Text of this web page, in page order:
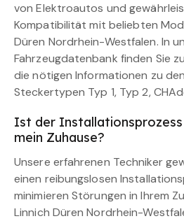
von Elektroautos und
Kompatibilität mit beliebten
Düren Nordrhein-Westfalen. In
Fahrzeugdatenbank finden Sie
die nötigen Informationen zu
Steckertypen Typ 1, Typ 2,
Ist der
mein Zuhause?
Unsere erfahrenen Techniker
einen reibungslosen
minimieren Störungen in Ihrem
Linnich Düren Nordrhein-